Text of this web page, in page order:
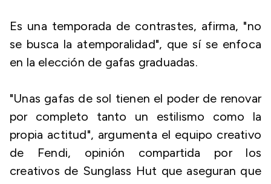
Es una temporada de contrastes, afirma, "no
se busca la atemporalidad", que sí se enfoca
en la elección de gafas graduadas.
"Unas gafas de sol tienen el poder de renovar
por completo tanto un estilismo como la
propia actitud", argumenta el equipo creativo
de Fendi, opinión compartida por los
creativos de Sunglass Hut que aseguran que